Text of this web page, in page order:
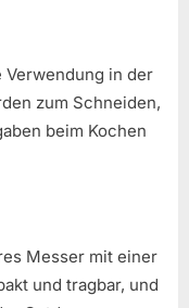
in der
zum Schneiden,
beim Kochen
Messer mit einer
und tragbar, und